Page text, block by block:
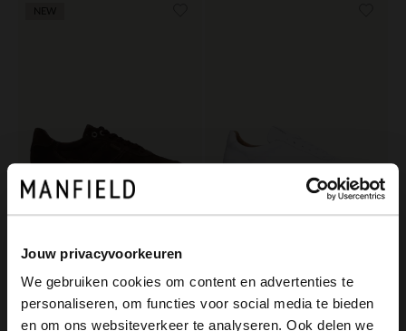
Jouw privacyvoorkeuren
We gebruiken cookies om content en advertenties te
personaliseren, om functies voor social media te bieden
en om ons websiteverkeer te analyseren. Ook delen we
Bruine suède sneakers Witte leren sneakers
×